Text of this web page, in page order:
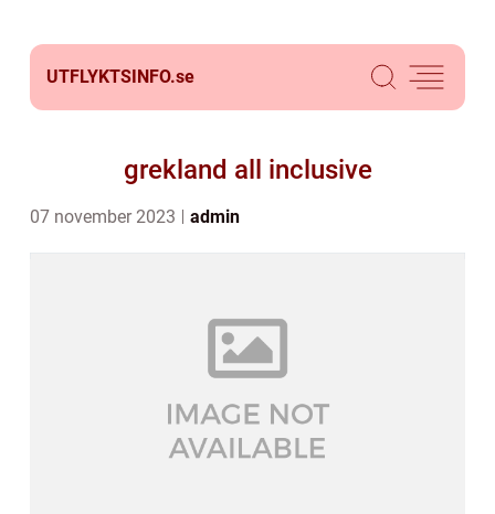
UTFLYKTSINFO.se
grekland all inclusive
07 november 2023 admin